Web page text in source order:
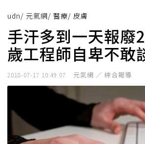
udn/ 元氣網/ 醫療/ 皮膚
手汗多到一天報廢
歲工程師自卑不敢
2018-07-17 10:49:07 元氣網 ／ 綜合報導